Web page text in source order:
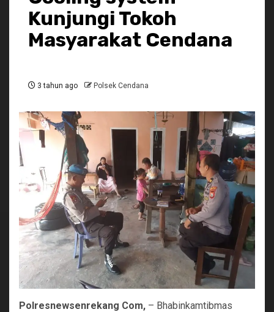
Kunjungi Tokoh
Masyarakat Cendana
3 tahun ago Polsek Cendana
Polresnewsenrekang Com, – Bhabinkamtibmas